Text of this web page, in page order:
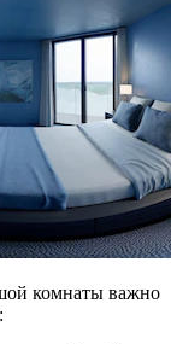
комнаты важно